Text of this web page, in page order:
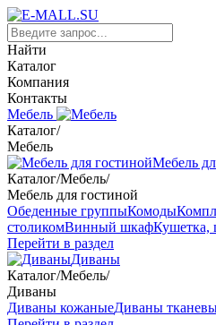
Найти
Каталог
Компания
Контакты
Мебель
Каталог/
Мебель
Мебель
Каталог/Мебель/
Мебель для гостиной
Обеденные группыКомоды
столикомВинный шкафКушетка,
Перейти в раздел
Диваны
Каталог/Мебель/
Диваны
Диваны кожаныеДиваны